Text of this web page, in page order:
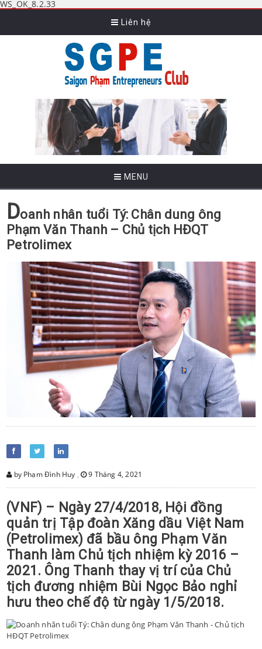
WS_OK_8.2.33
Liên hệ
MENU
Doanh nhân tuổi Tý: Chân dung ông
Phạm Văn Thanh – Chủ tịch HĐQT
Petrolimex
by Phạm Đình Huy , 9 Tháng 4, 2021
(VNF) – Ngày 27/4/2018, Hội đồng
quản trị Tập đoàn Xăng dầu Việt Nam
(Petrolimex) đã bầu ông Phạm Văn
Thanh làm Chủ tịch nhiệm kỳ 2016 –
2021. Ông Thanh thay vị trí của Chủ
tịch đương nhiệm Bùi Ngọc Bảo nghỉ
hưu theo chế độ từ ngày 1/5/2018.